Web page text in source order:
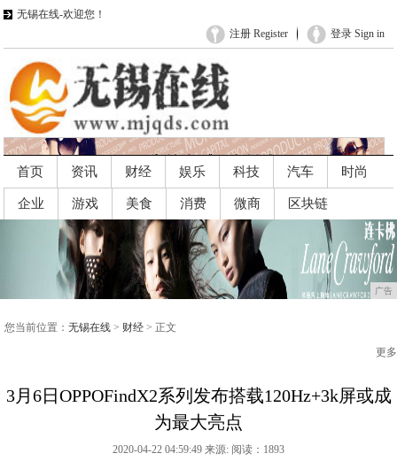
无锡在线-欢迎您！
登录 Sign in
注册 Register
首页 资讯 财经 娱乐 科技 汽车 时尚
企业 游戏 美食 消费 微商 区块链
广告
您当前位置： 无锡在线 > 财经 > 正文
更多
3月6日OPPOFindX2系列发布搭载120Hz+3k屏或成
为最大亮点
2020-04-22 04:59:49 来源: 阅读：1893